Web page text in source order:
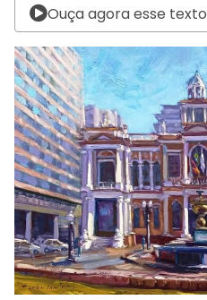
Ouça agora esse texto